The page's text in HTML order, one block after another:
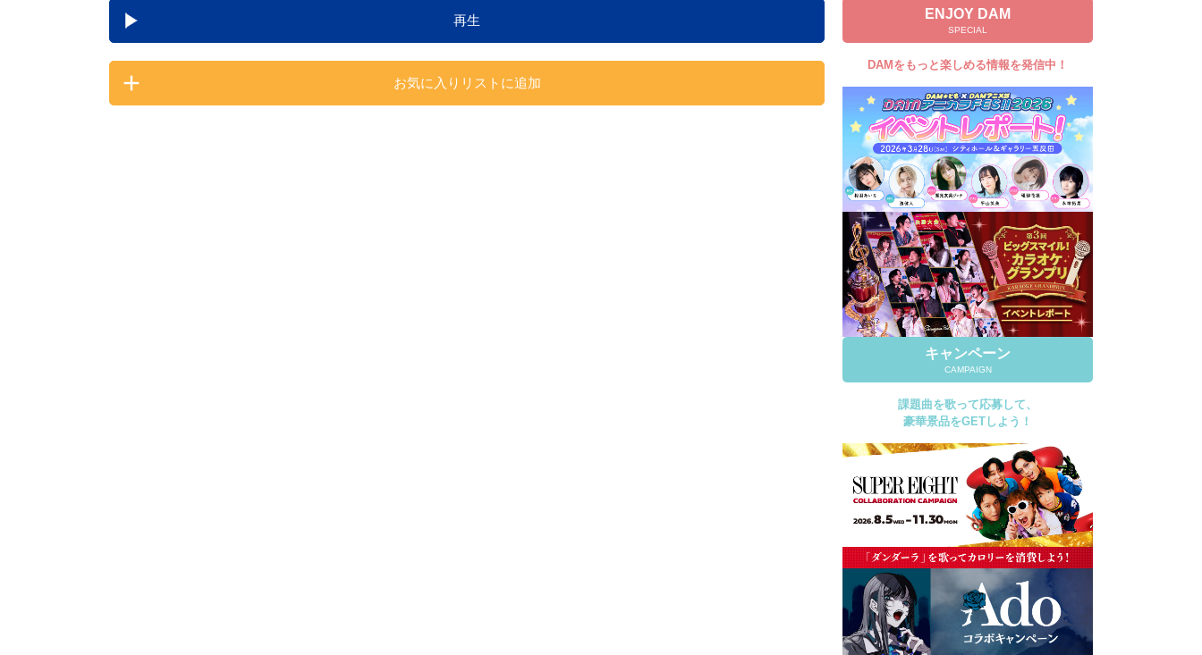
自宅でカラオケ歌い放題！
家族や友達と一緒に！練習にも！
再生
お気に入りリストに追加
ENJOY DAM
SPECIAL
DAMをもっと楽しめる情報を発信中！
キャンペーン
CAMPAIGN
課題曲を歌って応募して、
豪華景品をGETしよう！